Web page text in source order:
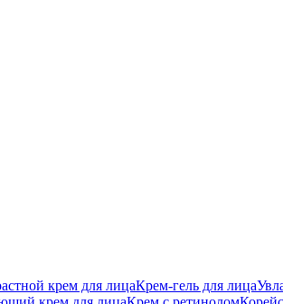
крем для лицаКрем-гель для лица